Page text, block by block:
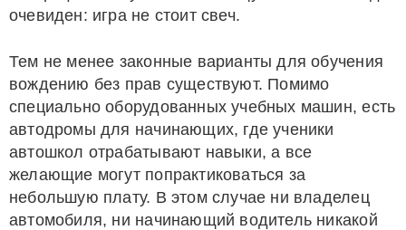
очевиден: игра не стоит свеч.
Тем не менее законные варианты для обучения
вождению без прав существуют. Помимо
специально оборудованных учебных машин, есть
автодромы для начинающих, где ученики
автошкол отрабатывают навыки, а все
желающие могут попрактиковаться за
небольшую плату. В этом случае ни владелец
автомобиля, ни начинающий водитель никакой